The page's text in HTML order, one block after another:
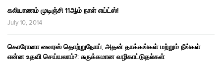
கலியாணம் முடிஞ்சி 11ஆம் நாள் எய்ட்ஸ்!
July 10, 2014
கொரோனா வைரஸ் தொற்றுநோய், அதன் தாக்கங்கள் மற்றும் நீங்கள்
என்ன உதவி செய்யலாம்?: சுருக்கமான வழிகாட்டுதல்கள்